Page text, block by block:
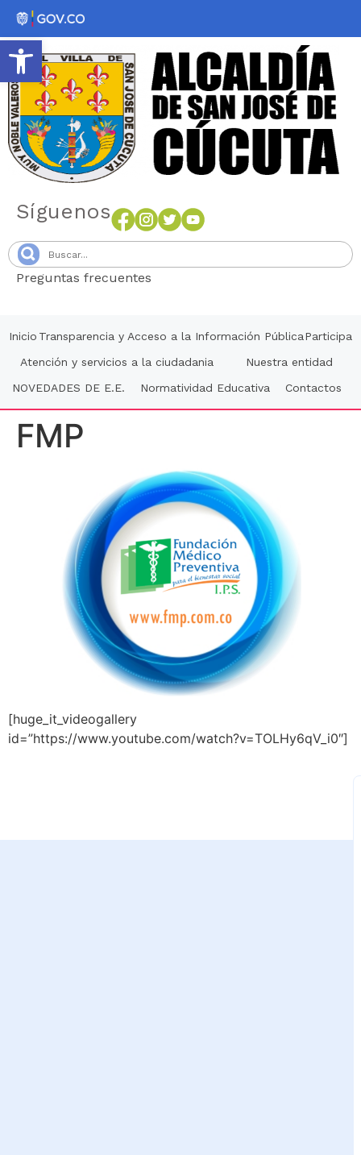
Abrir barra de herramientas
Síguenos
Preguntas frecuentes
Inicio Transparencia y Acceso a la Información PúblicaParticipa
Atención y servicios a la ciudadania
Nuestra entidad
NOVEDADES DE E.E.
Normatividad Educativa Contactos
FMP
[huge_it_videogallery
id=”https://www.youtube.com/watch?v=TOLHy6qV_i0″]